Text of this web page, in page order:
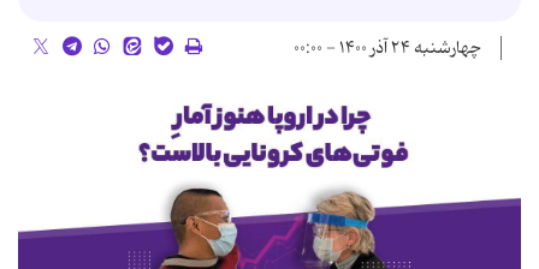
چهارشنبه ۲۴ آذر ۱۴۰۰ - ۰۰:۰۰